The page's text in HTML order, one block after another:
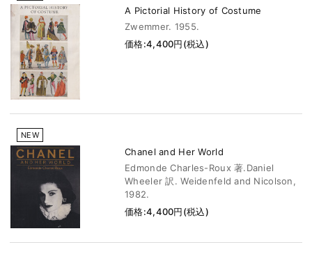
A Pictorial History of Costume
Zwemmer. 1955.
価格:4,400円(税込)
NEW
Chanel and Her World
Edmonde Charles-Roux 著.Daniel
Wheeler 訳. Weidenfeld and Nicolson,
1982.
価格:4,400円(税込)